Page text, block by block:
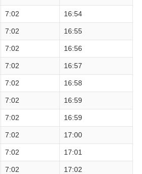
7:02 16:54
7:02 16:55
7:02 16:56
7:02 16:57
7:02 16:58
7:02 16:59
7:02 16:59
7:02 17:00
7:02 17:01
7:02 17:02